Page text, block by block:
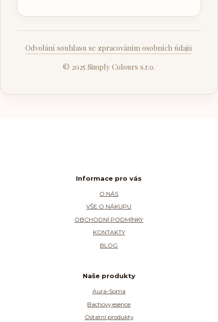
Odvolání souhlasu se zpracováním osobních údajů
© 2025 Simply Colours s.r.o.
Informace pro vás
O NÁS
VŠE O NÁKUPU
OBCHODNÍ PODMÍNKY
KONTAKTY
BLOG
Naše produkty
Aura-Soma
Bachovy esence
Ostatní produkty